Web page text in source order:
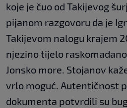
koje je čuo od Takijevog
pijanom razgovoru da je
Takijevom nalogu krajem
njezino tijelo
Jonsko more. Stojanov
vrlo moguć. Autentičnost
dokumenta potvrdili su